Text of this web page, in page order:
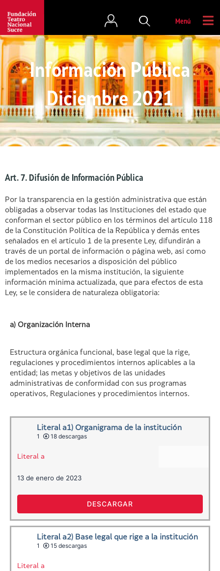
Menú
Información Pública
Diciembre 2021
Art. 7. Difusión de Información Pública
Por la transparencia en la gestión administrativa que están
obligadas a observar todas las Instituciones del estado que
conforman el sector público en los términos del artículo 118
de la Constitución Política de la República y demás entes
señalados en el artículo 1 de la presente Ley, difundirán a
través de un portal de información o página web, así como
de los medios necesarios a disposición del público
implementados en la misma institución, la siguiente
información mínima actualizada, que para efectos de esta
Ley, se le considera de naturaleza obligatoria:
a) Organización Interna
Estructura orgánica funcional, base legal que la rige,
regulaciones y procedimientos internos aplicables a la
entidad; las metas y objetivos de las unidades
administrativas de conformidad con sus programas
operativos, Regulaciones y procedimientos internos.
Literal a1) Organigrama de la institución
1
18 descargas
Literal a
13 de enero de 2023
DESCARGAR
Literal a2) Base legal que rige a la institución
1
15 descargas
Literal a